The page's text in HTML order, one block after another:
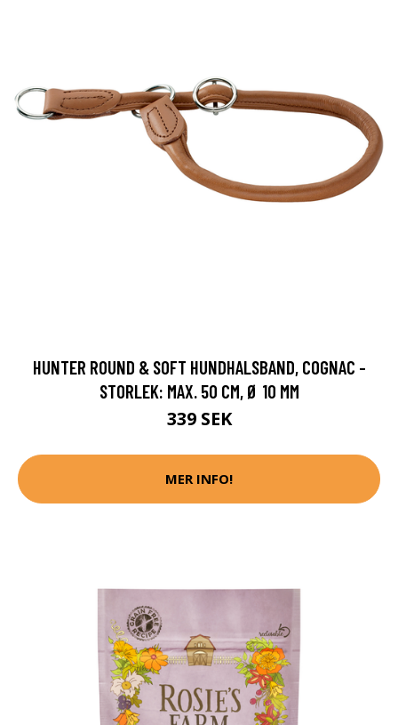
HUNTER ROUND & SOFT HUNDHALSBAND, COGNAC -
STORLEK: MAX. 50 CM, Ø 10 MM
339 SEK
MER INFO!